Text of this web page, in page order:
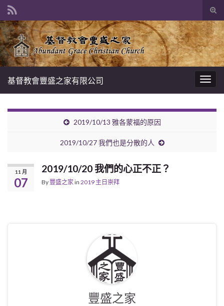
Search for:
基督教會豐盛之家有限公司
2019/10/13 雅各蒙福的原因
2019/10/27 我們也是分散的人
11 月
07
2019/10/20 我們的心正不正？
By 豐盛之家in 2019 主日崇拜
豐盛之家